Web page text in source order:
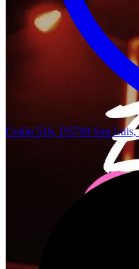
Colón 516, D5700 San Luis,